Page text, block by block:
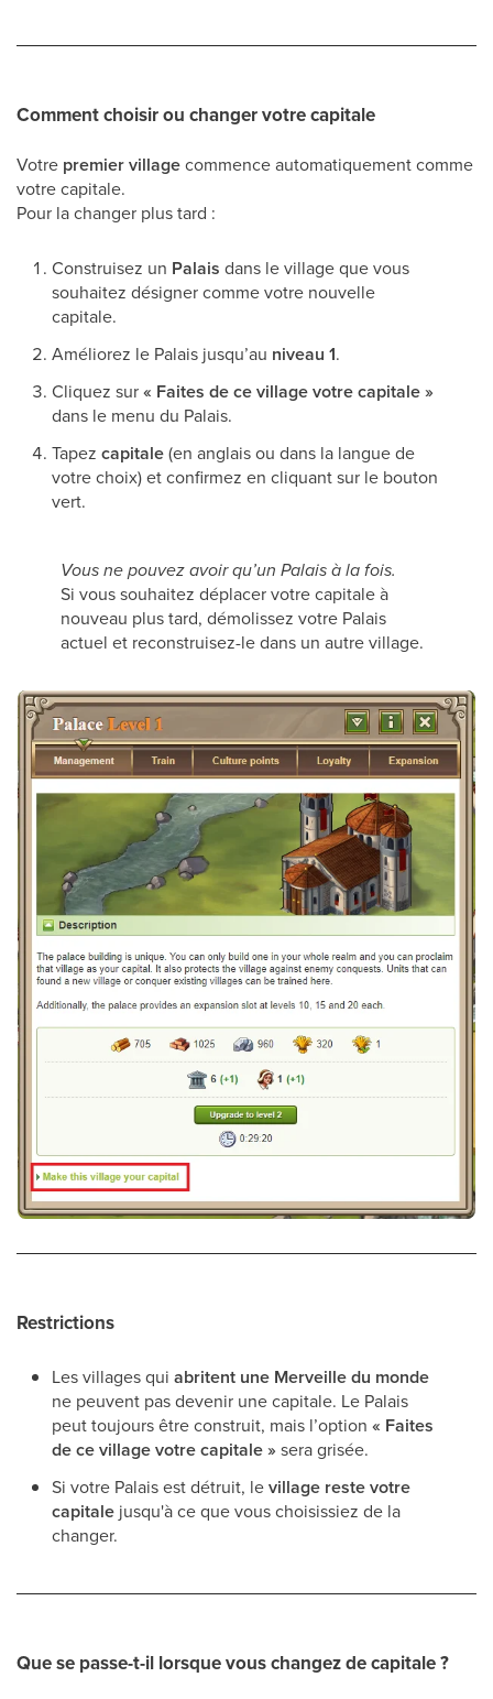
Comment choisir ou changer votre capitale
Votre premier villagecommence automatiquement comme
votre capitale.
Pour la changer plus tard :
Construisez un Palais dans le village que vous
souhaitez désigner comme votre nouvelle
capitale.
Améliorez le Palais jusqu’au niveau 1.
Cliquez sur« Faites de ce village votre capitale »
dans le menu du Palais.
Tapez capitale(en anglais ou dans la langue de
votre choix) et confirmez en cliquant sur le bouton
vert.
Vous ne pouvez avoir qu’un Palais à la fois.
Si vous souhaitez déplacer votre capitale à
nouveau plus tard, démolissez votre Palais
actuel et reconstruisez-le dans un autre village.
Restrictions
Les villages qui abritent une Merveille du monde
ne peuvent pas devenir une capitale. Le Palais
peut toujours être construit, mais l’option « Faites
de ce village votre capitale » sera grisée.
Si votre Palais est détruit, levillage reste votre
capitale jusqu'à ce que vous choisissiez de la
changer.
Que se passe-t-il lorsque vous changez de capitale ?